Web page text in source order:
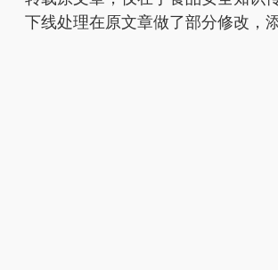
下线处理在原文章做了部分修改，